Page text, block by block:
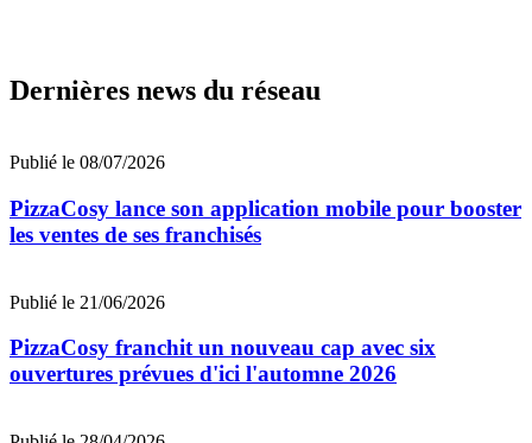
Dernières news du réseau
Publié le 08/07/2026
PizzaCosy lance son application mobile pour booster
les ventes de ses franchisés
Publié le 21/06/2026
PizzaCosy franchit un nouveau cap avec six
ouvertures prévues d'ici l'automne 2026